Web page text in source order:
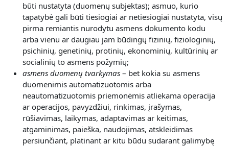
būti nustatyta (duomenų subjektas); asmuo, kurio
tapatybė gali būti tiesiogiai ar netiesiogiai nustatyta, visų
pirma remiantis nurodytu asmens dokumento kodu
arba vienu ar daugiau jam būdingų fizinių, fiziologinių,
psichinių, genetinių, protinių, ekonominių, kultūrinių ar
socialinių to asmens požymių;
asmens duomenų tvarkymas – bet kokia su asmens
duomenimis automatizuotomis arba
neautomatizuotomis priemonėmis atliekama operacija
ar operacijos, pavyzdžiui, rinkimas, įrašymas,
rūšiavimas, laikymas, adaptavimas ar keitimas,
atgaminimas, paieška, naudojimas, atskleidimas
persiunčiant, platinant ar kitu būdu sudarant galimybę